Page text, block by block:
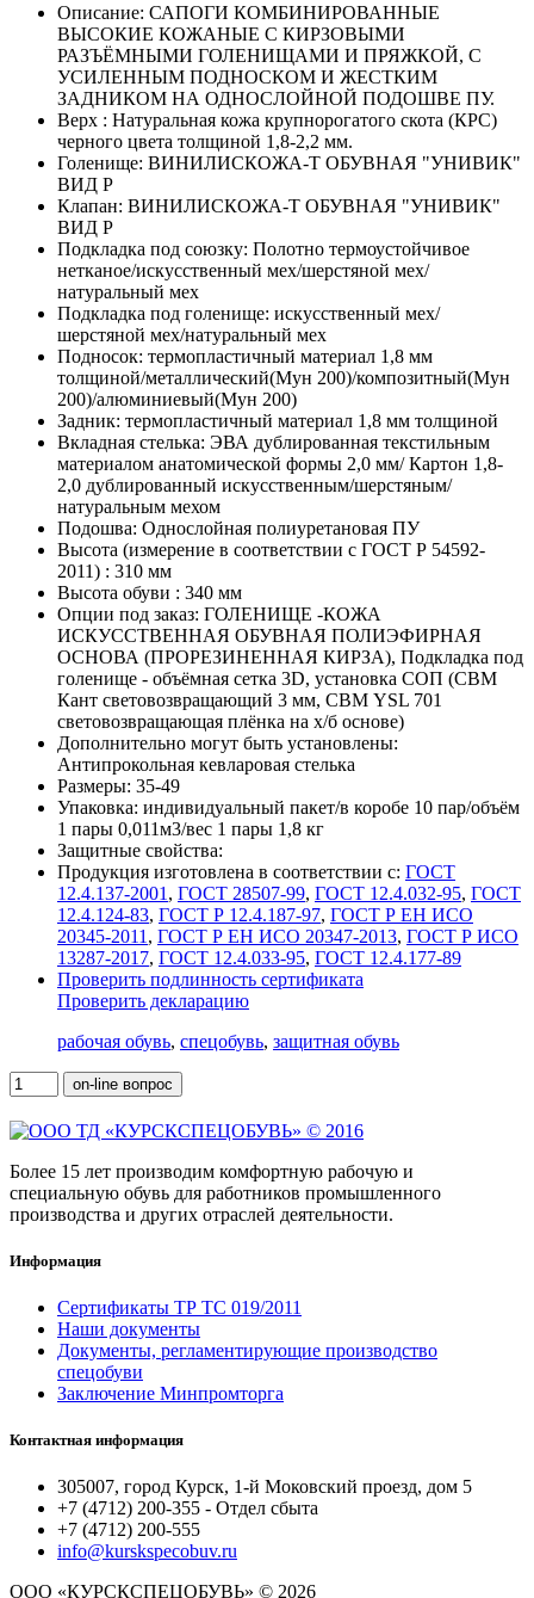
Описание: САПОГИ КОМБИНИРОВАННЫЕ
ВЫСОКИЕ КОЖАНЫЕ С КИРЗОВЫМИ
РАЗЪЁМНЫМИ ГОЛЕНИЩАМИ И ПРЯЖКОЙ, С
УСИЛЕННЫМ ПОДНОСКОМ И ЖЕСТКИМ
ЗАДНИКОМ НА ОДНОСЛОЙНОЙ ПОДОШВЕ ПУ.
Верх : Натуральная кожа крупнорогатого скота (КРС)
черного цвета толщиной 1,8-2,2 мм.
Голенище: ВИНИЛИСКОЖА-Т ОБУВНАЯ "УНИВИК"
ВИД Р
Клапан: ВИНИЛИСКОЖА-Т ОБУВНАЯ "УНИВИК"
ВИД Р
Подкладка под союзку: Полотно термоустойчивое
нетканое/искусственный мех/шерстяной мех/
натуральный мех
Подкладка под голенище: искусственный мех/
шерстяной мех/натуральный мех
Подносок: термопластичный материал 1,8 мм
толщиной/металлический(Мун 200)/композитный(Мун
200)/алюминиевый(Мун 200)
Задник: термопластичный материал 1,8 мм толщиной
Вкладная стелька: ЭВА дублированная текстильным
материалом анатомической формы 2,0 мм/ Картон 1,8-
2,0 дублированный искусственным/шерстяным/
натуральным мехом
Подошва: Однослойная полиуретановая ПУ
Высота (измерение в соответствии с ГОСТ Р 54592-
2011) : 310 мм
Высота обуви : 340 мм
Опции под заказ: ГОЛЕНИЩЕ -КОЖА
ИСКУССТВЕННАЯ ОБУВНАЯ ПОЛИЭФИРНАЯ
ОСНОВА (ПРОРЕЗИНЕННАЯ КИРЗА), Подкладка под
голенище - объёмная сетка 3D, установка СОП (СВМ
Кант световозвращающий 3 мм, СВМ YSL 701
световозвращающая плёнка на х/б основе)
Дополнительно могут быть установлены:
Антипрокольная кевларовая стелька
Размеры: 35-49
Упаковка: индивидуальный пакет/в коробе 10 пар/объём
1 пары 0,011м3/вес 1 пары 1,8 кг
Защитные свойства:
Продукция изготовлена в соответствии с: ГОСТ
12.4.137-2001 , ГОСТ 28507-99, ГОСТ 12.4.032-95, ГОСТ
12.4.124-83, ГОСТ Р 12.4.187-97, ГОСТ Р ЕН ИСО
20345-2011 , ГОСТ Р ЕН ИСО 20347-2013, ГОСТ Р ИСО
13287-2017, ГОСТ 12.4.033-95, ГОСТ 12.4.177-89
Проверить подлинность сертификата
Проверить декларацию
рабочая обувь, спецобувь, защитная обувь
on-line вопрос
Более 15 лет производим комфортную рабочую и
специальную обувь для работников промышленного
производства и других отраслей деятельности.
Информация
Сертификаты ТР ТС 019/2011
Наши документы
Документы, регламентирующие производство
спецобуви
Заключение Минпромторга
Контактная информация
305007, город Курск, 1-й Моковский проезд, дом 5
+7 (4712) 200-355 - Отдел сбыта
+7 (4712) 200-555
info@kurskspecobuv.ru
ООО «КУРСКСПЕЦОБУВЬ» © 2026